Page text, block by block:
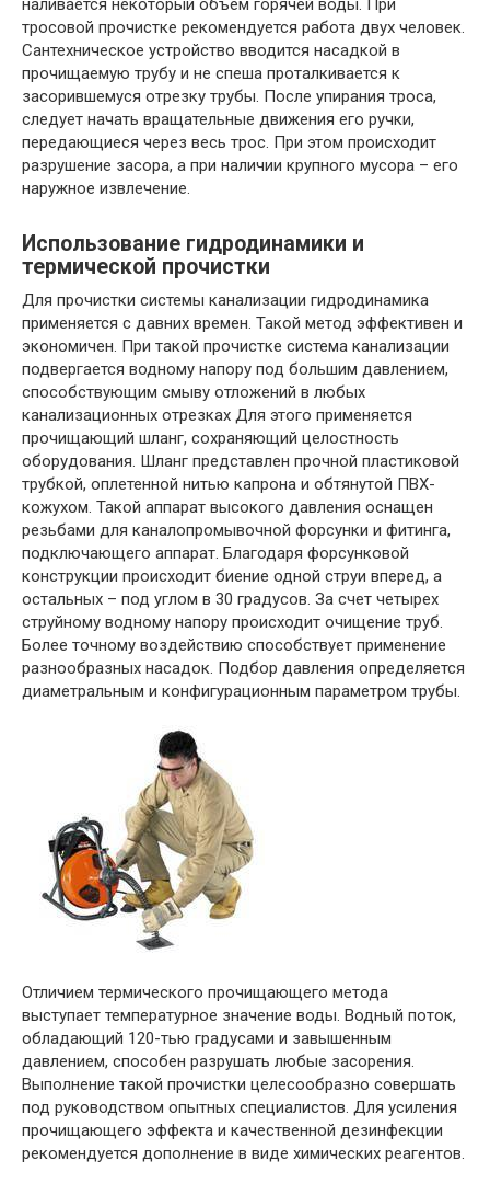
наливается некоторый объем горячей воды. При
тросовой прочистке рекомендуется работа двух человек.
Сантехническое устройство вводится насадкой в
прочищаемую трубу и не спеша проталкивается к
засорившемуся отрезку трубы. После упирания троса,
следует начать вращательные движения его ручки,
передающиеся через весь трос. При этом происходит
разрушение засора, а при наличии крупного мусора – его
наружное извлечение.
Использование гидродинамики и
термической прочистки
Для прочистки системы канализации гидродинамика
применяется с давних времен. Такой метод эффективен и
экономичен. При такой прочистке система канализации
подвергается водному напору под большим давлением,
способствующим смыву отложений в любых
канализационных отрезках Для этого применяется
прочищающий шланг, сохраняющий целостность
оборудования. Шланг представлен прочной пластиковой
трубкой, оплетенной нитью капрона и обтянутой ПВХ-
кожухом. Такой аппарат высокого давления оснащен
резьбами для каналопромывочной форсунки и фитинга,
подключающего аппарат. Благодаря форсунковой
конструкции происходит биение одной струи вперед, а
остальных – под углом в 30 градусов. За счет четырех
струйному водному напору происходит очищение труб.
Более точному воздействию способствует применение
разнообразных насадок. Подбор давления определяется
диаметральным и конфигурационным параметром трубы.
Отличием термического прочищающего метода
выступает температурное значение воды. Водный поток,
обладающий 120-тью градусами и завышенным
давлением, способен разрушать любые засорения.
Выполнение такой прочистки целесообразно совершать
под руководством опытных специалистов. Для усиления
прочищающего эффекта и качественной дезинфекции
рекомендуется дополнение в виде химических реагентов.